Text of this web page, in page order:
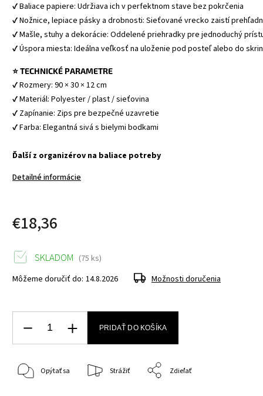
✔ Baliace papiere: Udržiava ich v perfektnom stave bez pokrčenia
✔ Nožnice, lepiace pásky a drobnosti: Sieťované vrecko zaistí
✔ Mašle, stuhy a dekorácie: Oddelené priehradky pre jednoduchý
✔ Úspora miesta: Ideálna veľkosť na uloženie pod posteľ alebo do
⭐ TECHNICKÉ PARAMETRE
✔ Rozmery: 90 × 30 × 12 cm
✔ Materiál: Polyester / plast / sieťovina
✔ Zapínanie: Zips pre bezpečné uzavretie
✔ Farba: Elegantná sivá s bielymi bodkami
Ďalší z organizérov na baliace potreby
Detailné informácie
€18,36
SKLADOM (75 ks)
Môžeme doručiť do: 14.8.2026 Možnosti doručenia
PRIDAŤ DO KOŠÍKA
Opýtať sa Strážiť Zdieľať